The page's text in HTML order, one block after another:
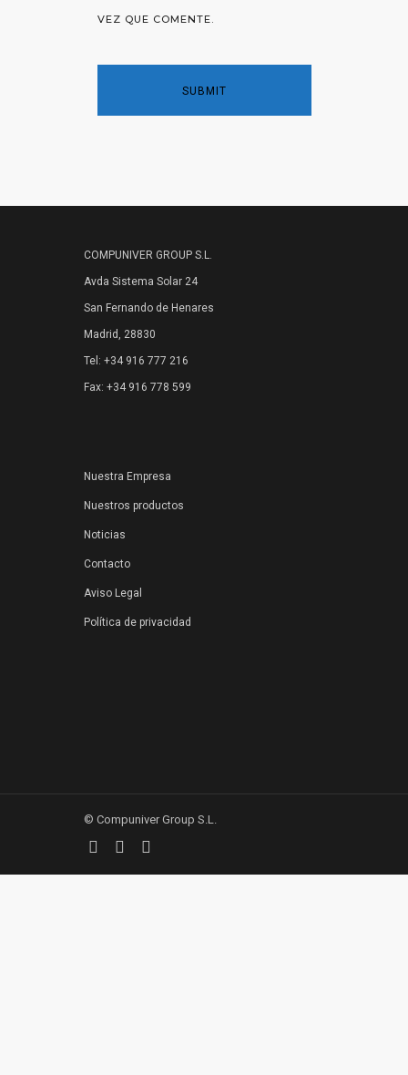
VEZ QUE COMENTE.
COMPUNIVER GROUP S.L.
Avda Sistema Solar 24
San Fernando de Henares
Madrid, 28830
Tel: +34 916 777 216
Fax: +34 916 778 599
Nuestra Empresa
Nuestros productos
Noticias
Contacto
Aviso Legal
Política de privacidad
© Compuniver Group S.L.